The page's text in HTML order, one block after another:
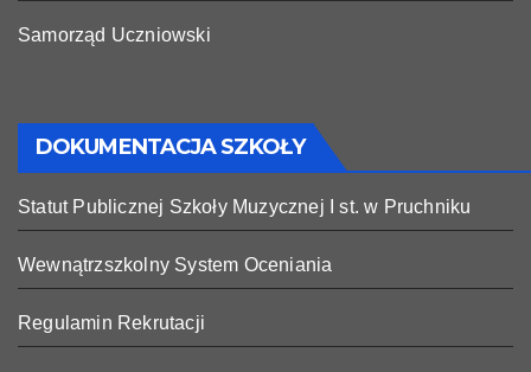
Samorząd Uczniowski
DOKUMENTACJA SZKOŁY
Statut Publicznej Szkoły Muzycznej I st. w Pruchniku
Wewnątrzszkolny System Oceniania
Regulamin Rekrutacji